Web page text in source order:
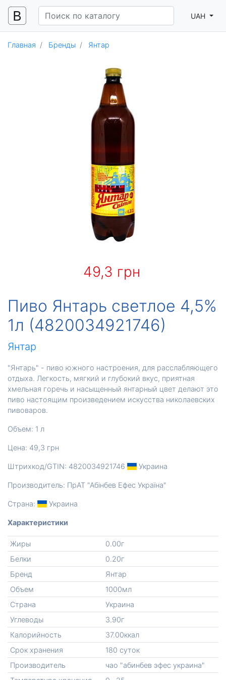
UAH
Главная Бренды Янтар
Пиво Янтарь светлое 4,5%
1л (4820034921746)
Янтар
"Янтарь" - пиво южного настроения, для расслабляющего
отдыха. Легкость, мягкий и глубокий вкус, приятная
хмельная горечь и насыщенный янтарный цвет делают это
пиво настоящим произведением искусства николаевских
пивоваров.
Объем: 1 л
Цена: 49,3 грн
Штрихкод/GTIN: 4820034921746 Украина
Производитель: ПрАТ "Абінбев Ефес Україна"
Страна: Украина
Характеристики
Жиры
0.00г
Белки
0.20г
Бренд
Янтар
Объем
1000мл
Страна
Украина
Углеводы
3.90г
Калорийность
37.00ккал
Срок хранения
180 суток
Производитель
чао "абинбев эфес украина"
49,3 грн